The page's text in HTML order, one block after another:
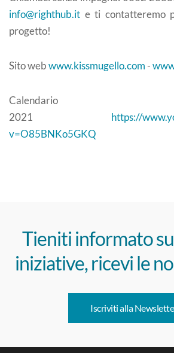
info@righthub.it e ti contatteremo
progetto!
Sito web www.kissmugello.com -
Calendario
2021 https://
v=O85BNKo5GKQ
Tieniti informato
iniziative, ricevi le
Iscriviti alla